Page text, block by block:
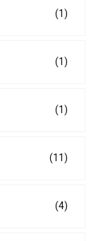
(1)
(1)
(1)
(11)
(4)